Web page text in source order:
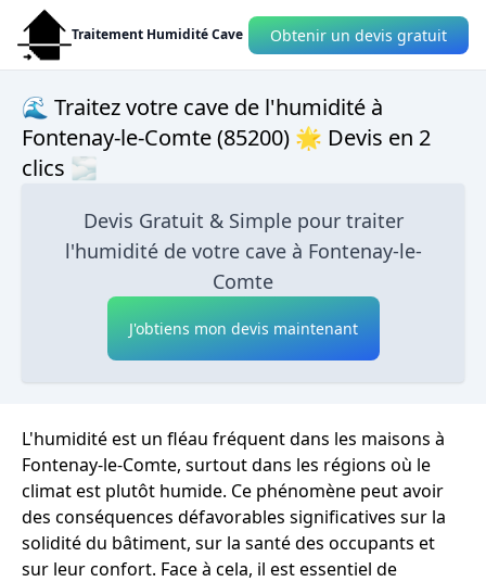
Traitement Humidité Cave Obtenir un devis gratuit
🌊 Traitez votre cave de l'humidité à
Fontenay-le-Comte (85200) 🌟 Devis en 2
clics 🌫
Devis Gratuit & Simple pour traiter
l'humidité de votre cave à Fontenay-le-
Comte
J'obtiens mon devis maintenant
L'humidité est un fléau fréquent dans les maisons à
Fontenay-le-Comte, surtout dans les régions où le
climat est plutôt humide. Ce phénomène peut avoir
des conséquences défavorables significatives sur la
solidité du bâtiment, sur la santé des occupants et
sur leur confort. Face à cela, il est essentiel de